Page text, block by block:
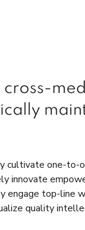
cultivate one-
innovate
top-line
quality